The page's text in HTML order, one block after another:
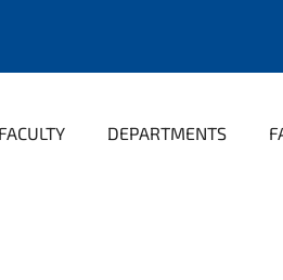
FACULTY DEPARTMENTS